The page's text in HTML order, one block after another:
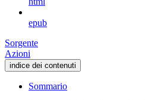
epub
Sorgente
Azioni
indice dei contenuti
Sommario